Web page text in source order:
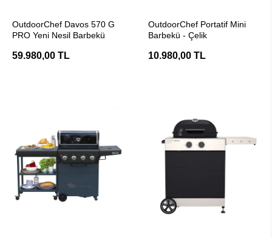
OutdoorChef Davos 570 G
PRO Yeni Nesil Barbekü
59.980,00 TL
OutdoorChef Portatif Mini
Barbekü - Çelik
10.980,00 TL